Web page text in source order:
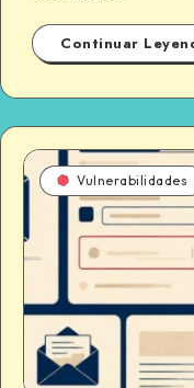
Continuar
Vulnerabilidades